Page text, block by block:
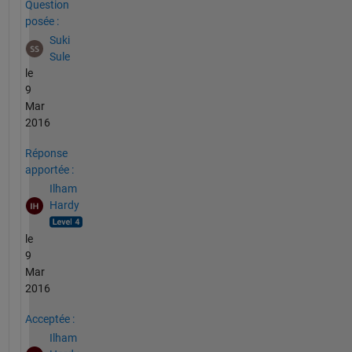
Question
posée :
Suki
Sule
le
9
Mar
2016
Réponse
apportée :
Ilham
Hardy
le
9
Mar
2016
Acceptée :
Ilham